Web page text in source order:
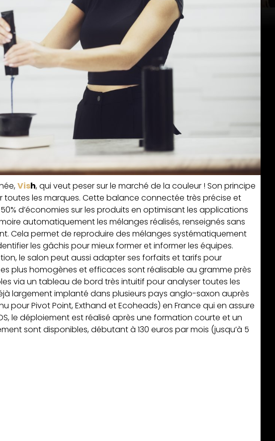
Vish, qui veut peser sur le marché de la couleur ! Son principe
toutes les marques. Cette balance connectée très précise et
d’économies sur les produits en optimisant les applications
automatiquement les mélanges réalisés, renseignés sans
Cela permet de reproduire des mélanges systématiquement
les gâchis pour mieux former et informer les équipes.
le salon peut aussi adapter ses forfaits et tarifs pour
plus homogènes et efficaces sont réalisable au gramme près
via un tableau de bord très intuitif pour analyser toutes les
largement implanté dans plusieurs pays anglo-saxon auprès
pour Pivot Point, Exthand et Ecoheads) en France qui en assure
le déploiement est réalisé après une formation courte et un
sont disponibles, débutant à 130 euros par mois (jusqu’à 5